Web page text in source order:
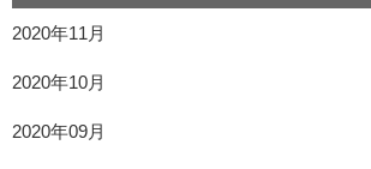
2020年11月
2020年10月
2020年09月